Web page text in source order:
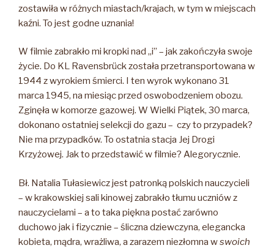
zostawiła w różnych miastach/krajach, w tym w miejscach
kaźni. To jest godne uznania!
W filmie zabrakło mi kropki nad „i” – jak zakończyła swoje
życie. Do KL Ravensbrück została przetransportowana w
1944 z wyrokiem śmierci. I ten wyrok wykonano 31
marca 1945, na miesiąc przed oswobodzeniem obozu.
Zginęła w komorze gazowej. W Wielki Piątek, 30 marca,
dokonano ostatniej selekcji do gazu – czy to przypadek?
Nie ma przypadków. To ostatnia stacja Jej Drogi
Krzyżowej. Jak to przedstawić w filmie? Alegorycznie.
Bł. Natalia Tułasiewicz jest patronką polskich nauczycieli
– w krakowskiej sali kinowej zabrakło tłumu uczniów z
nauczycielami – a to taka piękna postać zarówno
duchowo jak i fizycznie – śliczna dziewczyna, elegancka
kobieta, mądra, wrażliwa, a zarazem niezłomna wswoich